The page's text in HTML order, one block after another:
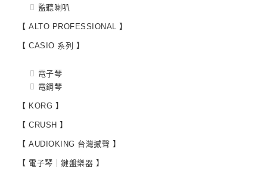
監聽喇叭
【 ALTO PROFESSIONAL 】
【 CASIO 系列 】
電子琴
電鋼琴
【 KORG 】
【 CRUSH 】
【 AUDIOKING 台灣撼聲 】
【 電子琴｜鍵盤樂器 】